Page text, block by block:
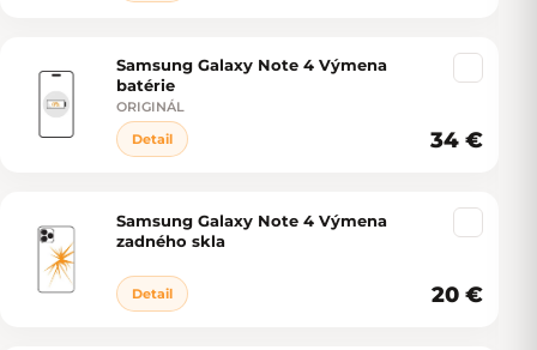
Samsung Galaxy Note 4 Výmena
batérie
ORIGINÁL
Detail
34 €
Samsung Galaxy Note 4 Výmena
zadného skla
Detail 20 €